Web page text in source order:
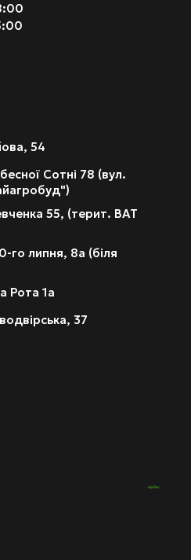
54
Сотні 78 (вул.
55, (терит. ВАТ
го липня, 8а (біля
Рота 1а
37